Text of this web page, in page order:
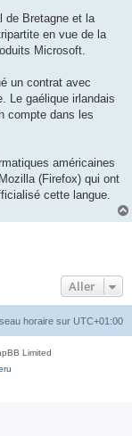
de Bretagne et la
en vue de la
Microsoft.
un contrat avec
Le gaélique irlandais
compte dans les
américaines
(Firefox) qui ont
cette langue.
Aller
horaire sur UTC+01:00
Limited